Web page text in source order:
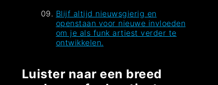
Blijf altijd nieuwsgierig en
openstaan voor nieuwe invloeden
om je als funk artiest verder te
ontwikkelen.
Luister naar een breed